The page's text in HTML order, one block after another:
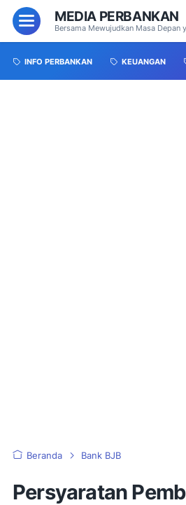
MEDIA PERBANKAN
Bersama Mewujudkan Masa Depan
INFO PERBANKAN KEUANGAN
Beranda Bank BJB
Persyaratan